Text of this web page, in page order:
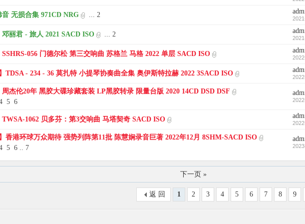
无损合集 971CD NRG ... 2
邓丽君 - 旅人 2021 SACD ISO ... 2
SSHRS-056 门德尔松 第三交响曲 苏格兰 马格 2022 单层 SACD ISO
】TDSA - 234 - 36 莫扎特 小提琴协奏曲全集 奥伊斯特拉赫 2022 3SACD ISO
周杰伦20年 黑胶大碟珍藏套装 LP黑胶转录 限量台版 2020 14CD DSD DSF
5 6
TWSA-1062 贝多芬：第3交响曲 马塔契奇 SACD ISO
】香港环球万众期待 强势列阵第11批 陈慧娴录音巨著 2022年12月 8SHM-SACD ISO
5 6 .. 7
下一页 »
1 2 3 4 5 6 7 8 9
返 回